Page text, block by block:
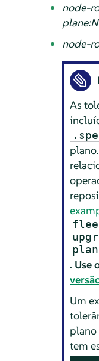
node-
node-
As
. Use
Um
plano
tem